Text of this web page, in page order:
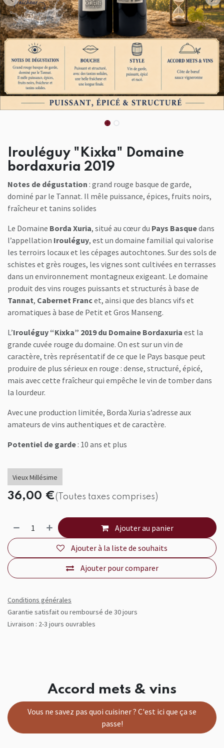
Irouléguy "Kixka" Domaine
bordaxuria 2019
Notes de dégustation : grand rouge basque de garde,
dominé par le Tannat. Il mêle puissance, épices, fruits noirs,
fraîcheur et tanins solides
Le Domaine Borda Xuria, situé au cœur du Pays Basquedans
l’appellation Irouléguy, est un domaine familial qui valorise
les terroirs locaux et les cépages autochtones. Sur des sols de
schistes et grès rouges, les vignes sont cultivées en terrasses
dans un environnement montagneux exigeant. Le domaine
produit des vins rouges puissants et structurés à base de
Tannat, Cabernet Francet, ainsi que des blancs vifs et
aromatiques à base de Petit et Gros Manseng.
L’Irouléguy “Kixka” 2019 du Domaine Bordaxuria est la
grande cuvée rouge du domaine. On est sur un vin de
caractère, très représentatif de ce que le Pays basque peut
produire de plus sérieux en rouge : dense, structuré, épicé,
mais avec cette fraîcheur qui empêche le vin de tomber dans
la lourdeur.
Avec une production limitée, Borda Xuria s’adresse aux
amateurs de vins authentiques et de caractère.
Potentiel de garde : 10 ans et plus
Vieux Millésime
36,00 €(Toutes taxes comprises)
Ajouter au panier
Ajouter pour comparer
Ajouter à la liste de souhaits
Conditions générales
Garantie satisfait ou remboursé de 30 jours
Livraison : 2-3 jours ouvrables
Accord mets & vins
Vous ne savez pas quoi cuisiner ? C'est ici que ça se
passe!